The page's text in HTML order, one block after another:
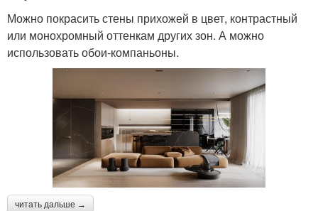
Можно покрасить стены прихожей в цвет, контрастный
или монохромный оттенкам других зон. А можно
использовать обои-компаньоны.
читать дальше →